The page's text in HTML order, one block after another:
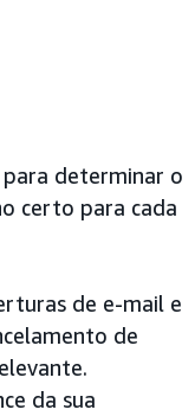
determinar o
certo para cada
de e-mail e
de
da sua